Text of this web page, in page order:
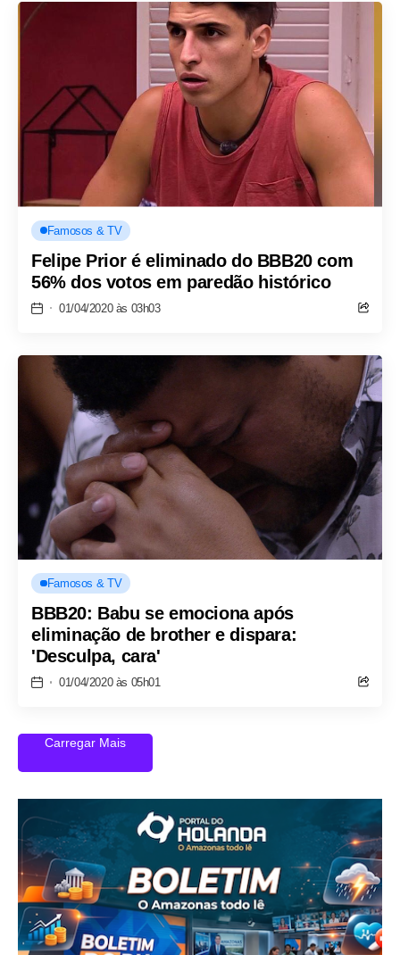
Famosos & TV
Felipe Prior é eliminado do BBB20 com
56% dos votos em paredão histórico
01/04/2020 às 03h03
Famosos & TV
BBB20: Babu se emociona após
eliminação de brother e dispara:
'Desculpa, cara'
01/04/2020 às 05h01
Carregar Mais